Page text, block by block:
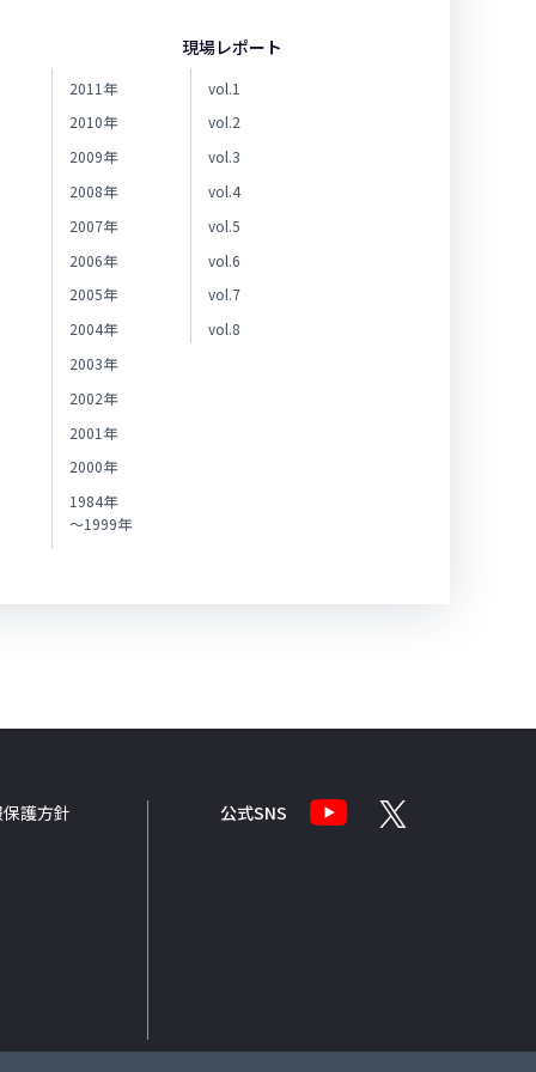
2011年
2010年
2009年
2008年
2007年
2006年
2005年
2004年
2003年
2002年
2001年
2000年
1984年
～1999年
現場レポート
vol.1
vol.2
vol.3
vol.4
vol.5
vol.6
vol.7
vol.8
保護方針 公式SNS